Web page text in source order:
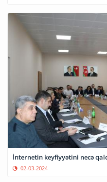
İnternetin keyfiyyətini necə
02-03-2024